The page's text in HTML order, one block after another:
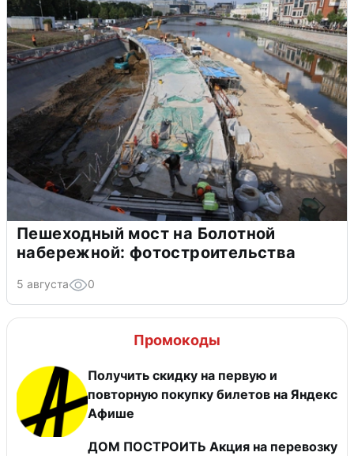
Пешеходный мост на Болотной
набережной: фотостроительства
5 августа 0
Промокоды
Получить скидку на первую и
повторную покупку билетов на Яндекс
Афише
ДОМ ПОСТРОИТЬ Акция на перевозку